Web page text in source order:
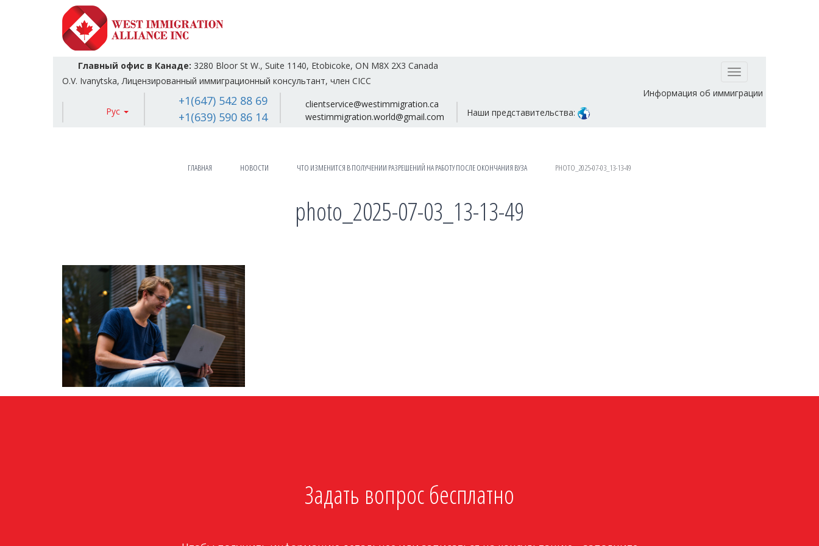
Главный офис в Канаде: 3280 Bloor St W., Suite 1140, Etobicoke, ON M8X 2X3 Canada
O.V. Ivanytska, Лицензированный иммиграционный консультант, член CICC
Toggle
Информация об иммиграции
Рус
+1(647) 542 88 69
+1(639) 590 86 14
clientservice@westimmigration.ca
westimmigration.world@gmail.com
Наши представительства:
ГЛАВНАЯ НОВОСТИ ЧТО ИЗМЕНИТСЯ В ПОЛУЧЕНИИ РАЗРЕШЕНИЙ НА РАБОТУ ПОСЛЕ ОКОНЧАНИЯ ВУЗА PHOTO_2025-07-03_13-13-49
photo_2025-07-03_13-13-49
Задать вопрос бесплатно